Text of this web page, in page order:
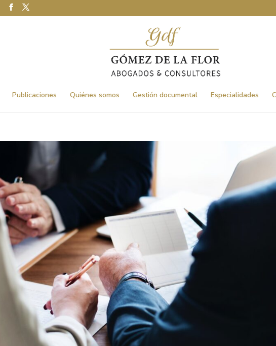
Publicaciones Quiénes somos Gestión documental Especialidades